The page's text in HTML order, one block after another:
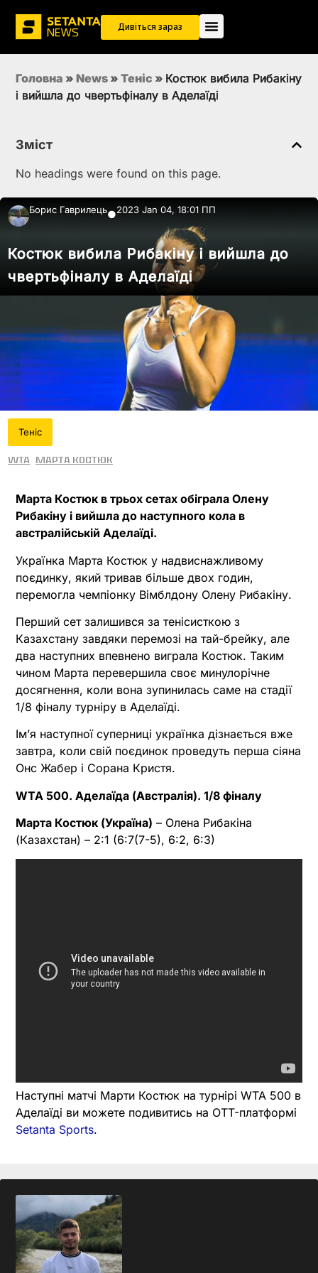
Дивіться зараз
Головна » News » Теніс » Костюк вибила Рибакіну
і вийшла до чвертьфіналу в Аделаїді
Зміст
No headings were found on this page.
Борис Гаврилець●2023 Jan 04, 18:01 ПП
Костюк вибила Рибакіну і вийшла до
чвертьфіналу в Аделаїді
Теніс
WTA Марта Костюк
Марта Костюк в трьох сетах обіграла Олену
Рибакіну і вийшла до наступного кола в
австралійській Аделаїді.
Українка Марта Костюк у надвиснажливому
поєдинку, який тривав більше двох годин,
перемогла чемпіонку Вімблдону Олену Рибакіну.
Перший сет залишився за тенісисткою з
Казахстану завдяки перемозі на тай-брейку, але
два наступних впевнено виграла Костюк. Таким
чином Марта перевершила своє минулорічне
досягнення, коли вона зупинилась саме на стадії
1/8 фіналу турніру в Аделаїді.
Ім’я наступної суперниці українка дізнається вже
завтра, коли свій поєдинок проведуть перша сіяна
Онс Жабер і Сорана Кристя.
WTA 500. Аделаїда (Австралія). 1/8 фіналу
Марта Костюк (Україна) – Олена Рибакіна
(Казахстан) – 2:1 (6:7(7-5), 6:2, 6:3)
Наступні матчі Марти Костюк на турнірі WTA 500 в
Аделаїді ви можете подивитись на OTT-платформі
Setanta Sports.